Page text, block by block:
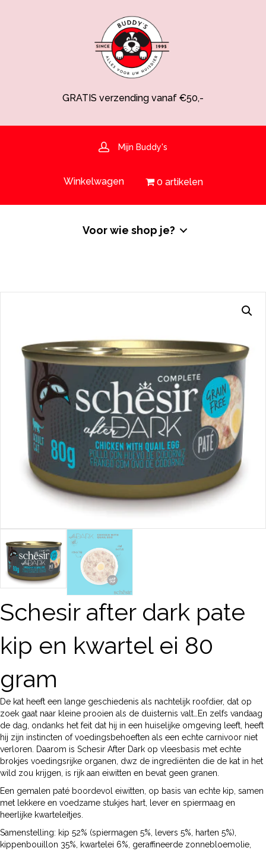
Spaarsysteem voor korting!
Hulp nodig? 030-6919793 of shop@buddys.nl
GRATIS bezorging in de regio
GRATIS verzending vanaf €50,-
Mijn Buddy's
Winkelwagen 0 artikelen
Voor wie shop je?
Schesir after dark pate
kip en kwartel ei 80
gram
De kat heeft een lange geschiedenis als nachtelijk roofdier, dat op
zoek gaat naar kleine prooien als de duisternis valt…En zelfs vandaag
de dag, ondanks het feit dat hij in een huiselijke omgeving leeft, heeft
hij zijn instincten of voedingsbehoeften als een echte carnivoor niet
verloren. Daarom is Schesir After Dark op vleesbasis met echte
brokjes voedingsrijke organen, dwz de ingrediënten die de kat in het
wild zou krijgen, is rijk aan eiwitten en bevat geen granen.
Een gemalen paté boordevol eiwitten, op basis van echte kip, samen
met lekkere en voedzame stukjes hart, lever en spiermaag en
heerlijke kwarteleitjes.
Samenstelling: kip 52% ​​(spiermagen 5%, levers 5%, harten 5%),
kippenbouillon 35%, kwartelei 6%, geraffineerde zonnebloemolie,